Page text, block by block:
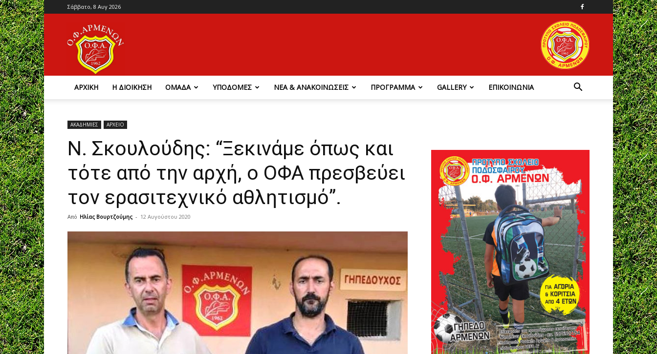
Σάββατο, 8 Αυγ 2026
ΑΡΧΙΚΗ Η ΔΙΟΙΚΗΣΗ ΟΜΑΔΑ ΥΠΟΔΟΜΕΣ ΝΕΑ & ΑΝΑΚΟΙΝΩΣΕΙΣ ΠΡΟΓΡΑΜΜΑ GALLERY ΕΠΙΚΟΙΝΩΝΙΑ
ΑΚΑΔΗΜΙΕΣ ΑΡΧΕΙΟ
Ν. Σκουλούδης: “Ξεκινάμε όπως και
τότε από την αρχή, ο ΟΦΑ πρεσβεύει
τον ερασιτεχνικό αθλητισμό”.
Από Ηλίας Βουρτζούμης - 12 Αυγούστου 2020